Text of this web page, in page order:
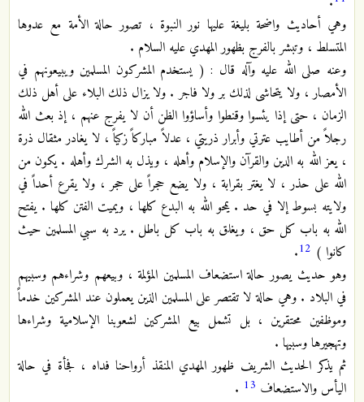
وهي أحاديث واضحة بليغة عليها نور النبوة ، تصور حالة الأمة مع عدوها
المتسلط ، وتبشر بالفرج بظهور المهدي عليه السلام .
وعنه صلى الله عليه وآله قال : ( يستخدم المشركون المسلمين ويبيعونهم في
الأمصار ، ولا يتحاشى لذلك بر ولا فاجر . ولا يزال ذلك البلاء على أهل ذلك
الزمان ، حتى إذا يئسوا وقنطوا وأساؤوا الظن أن لا يفرج عنهم ، إذ بعث الله
رجلاً من أطايب عترتي وأبرار ذريتي ، عدلاً مباركاً زكياً ، لا يغادر مثقال ذرة
، يعز الله به الدين والقرآن والإسلام وأهله ، ويذل به الشرك وأهله . يكون من
الله على حذر ، لا يغتر بقرابة ، ولا يضع حجراً على حجر ، ولا يقرع أحداً في
ولايته بسوط إلا في حد . يمحو الله به البدع كلها ، ويميت الفتن كلها . يفتح
الله به باب كل حق ، ويغلق به باب كل باطل . يرد به سبي المسلمين حيث
كانوا ) 12
.
وهو حديث يصور حالة استضعاف المسلمين المؤلمة ، وبيعهم وشراءهم وسبيهم
في البلاد . وهي حالة لا تقتصر على المسلمين الذين يعملون عند المشركين خدماً
وموظفين محتقرين ، بل تشمل بيع المشركين لشعوبنا الإسلامية وشراءها
وتهجيرها وسبيها .
ثم يذكر الحديث الشريف ظهور المهدي المنقذ أرواحنا فداه ، فجأة في حالة
اليأس والاستضعاف 13
.